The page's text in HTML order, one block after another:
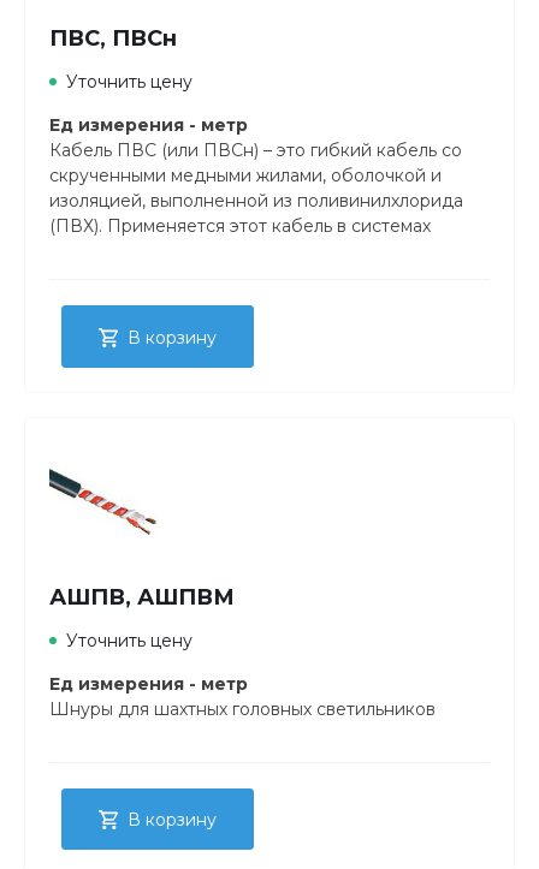
ПВС, ПВСн
Уточнить цену
Ед измерения - метр
Кабель ПВС (или ПВСн) – это гибкий кабель со
скрученными медными жилами, оболочкой и
изоляцией, выполненной из поливинилхлорида
(ПВХ). Применяется этот кабель в системах
В корзину
АШПВ, АШПВМ
Уточнить цену
Ед измерения - метр
Шнуры для шахтных головных светильников
В корзину